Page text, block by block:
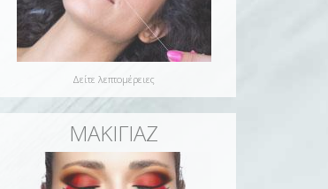
Δείτε λεπτομέρειες
ΜΑΚΙΓΙΑΖ